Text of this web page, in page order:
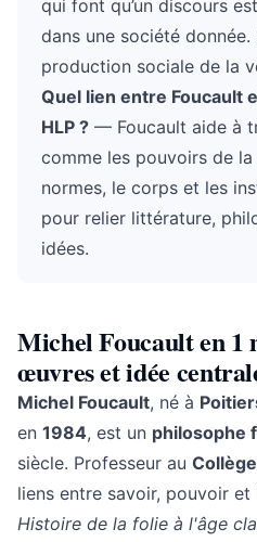
qui font qu’un discours
dans une société
production sociale de la
Quel lien entre Foucault
HLP ? — Foucault aide à
comme les pouvoirs de
normes, le corps et les
pour relier littérature,
idées.
Michel Foucault en 1
œuvres et idée
Michel Foucault, né à
en 1984, est un philosophe
siècle. Professeur au
liens entre savoir, pouvoir
Histoire de la folie à l'âge